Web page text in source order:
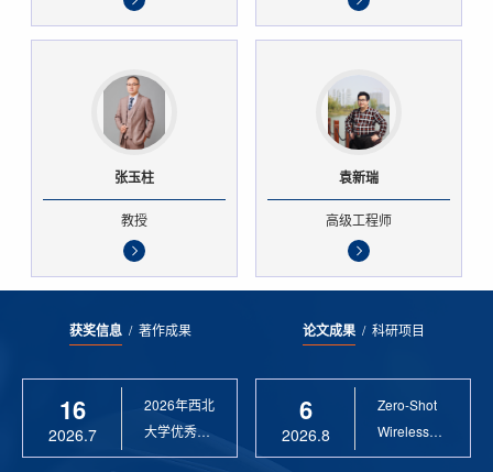
张玉柱
教授
袁新瑞
高级工程师
获奖信息/ 著作成果
16
2026.7
2026年西北
大学优秀硕
士论文指导
论文成果/ 科研项目
6
2026.8
Zero-Shot
Wireless
Sensor